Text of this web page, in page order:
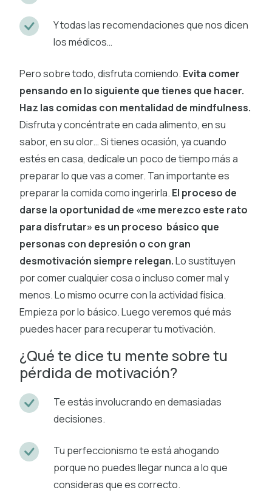
Y todas las recomendaciones que nos dicen
los médicos…
Pero sobre todo, disfruta comiendo. Evita comer
pensando en lo siguiente que tienes que hacer.
Haz las comidas con mentalidad de mindfulness.
Disfruta y concéntrate en cada alimento, en su
sabor, en su olor… Si tienes ocasión, ya cuando
estés en casa, dedícale un poco de tiempo más a
preparar lo que vas a comer. Tan importante es
preparar la comida como ingerirla. El proceso de
darse la oportunidad de «me merezco este rato
para disfrutar» es un proceso básico que
personas con depresión o con gran
desmotivación siempre relegan.Lo sustituyen
por comer cualquier cosa o incluso comer mal y
menos. Lo mismo ocurre con la actividad física.
Empieza por lo básico. Luego veremos qué más
puedes hacer para recuperar tu motivación.
¿Qué te dice tu mente sobre tu
pérdida de motivación?
Te estás involucrando en demasiadas
decisiones.
Tu perfeccionismo te está ahogando
porque no puedes llegar nunca a lo que
consideras que es correcto.